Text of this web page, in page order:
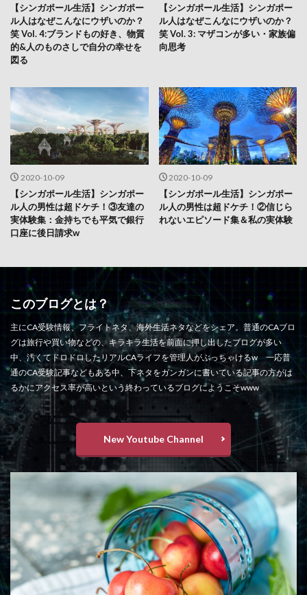
【シンガポール生活】シンガポー
ル人はなぜこんなにウザいのか？
笑 Vol. 4:ブランドもの好き、物質
的&人のものさしで自分の幸せを
図る
【シンガポール生活】シンガポー
ル人はなぜこんなにウザいのか？
笑 Vol. 3: マザコンが多い・家族偏
向思考
2020-10-09
【シンガポール生活】シンガポー
ル人の男性は超ドケチ！③友達の
実体験集：金持ちでも平気で銀行
口座に後日請求w
2020-10-09
【シンガポール生活】シンガポー
ル人の男性は超ドケチ！②信じら
れないエピソード集＆私の実体験
このブログとは？
主にCA受験情報、フライトネタ、海外生活ネタなどをシェア。普通のCAブロ
グは旅行や買い物などの、キラキラ生活を前面に押し出したブログが多い
中、汚くてドロドロしたリアルCAライフを管理人がぶっちゃけるw 一応普
通のCA受験記事などもある中、下ネタをガンガンに書いている記事の方がは
るかにアクセス率が高いという終わっているブログにようこそwww
New Youtube Channel